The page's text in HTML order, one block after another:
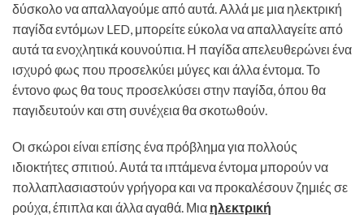
δύσκολο να απαλλαγούμε από αυτά. Αλλά με μια ηλεκτρική
παγίδα εντόμων LED, μπορείτε εύκολα να απαλλαγείτε από
αυτά τα ενοχλητικά κουνούπια. Η παγίδα απελευθερώνει ένα
ισχυρό φως που προσελκύει μύγες και άλλα έντομα. Το
έντονο φως θα τους προσελκύσει στην παγίδα, όπου θα
παγιδευτούν και στη συνέχεια θα σκοτωθούν.
Οι σκώροι είναι επίσης ένα πρόβλημα για πολλούς
ιδιοκτήτες σπιτιού. Αυτά τα ιπτάμενα έντομα μπορούν να
πολλαπλασιαστούν γρήγορα και να προκαλέσουν ζημιές σε
ρούχα, έπιπλα και άλλα αγαθά. Μια ηλεκτρική